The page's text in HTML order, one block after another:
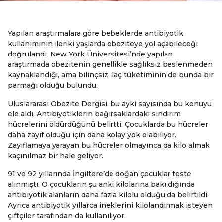
Yapılan araştırmalara göre bebeklerde antibiyotik
kullanımının ileriki yaşlarda obeziteye yol açabileceği
doğrulandı. New York Üniversitesi’nde yapılan
araştırmada obezitenin genellikle sağlıksız beslenmeden
kaynaklandığı, ama bilinçsiz ilaç tüketiminin de bunda bir
parmağı olduğu bulundu.
Uluslararası Obezite Dergisi, bu ayki sayısında bu konuyu
ele aldı. Antibiyotiklerin bağırsaklardaki sindirim
hücrelerini öldürdüğünü belirtti. Çocuklarda bu hücreler
daha zayıf olduğu için daha kolay yok olabiliyor.
Zayıflamaya yarayan bu hücreler olmayınca da kilo almak
kaçınılmaz bir hale geliyor.
91 ve 92 yıllarında İngiltere’de doğan çocuklar teste
alınmıştı. O çocukların şu anki kilolarına bakıldığında
antibiyotik alanların daha fazla kilolu olduğu da belirtildi.
Ayrıca antibiyotik yıllarca ineklerini kilolandırmak isteyen
çiftçiler tarafından da kullanılıyor.